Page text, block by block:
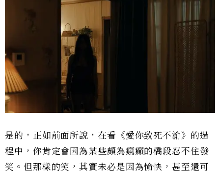
是的，正如前面所說，在看《愛你致死不渝》的過
程中，你肯定會因為某些頗為瘋癲的橋段忍不住發
笑。但那樣的笑，其實未必是因為愉快，甚至還可